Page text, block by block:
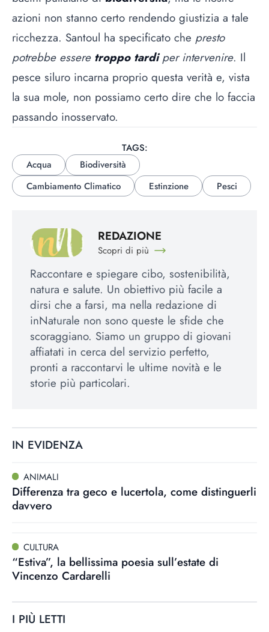
azioni non stanno certo rendendo giustizia a tale
ricchezza. Santoul ha specificato che presto
potrebbe essere troppo tardiper intervenire. Il
pesce siluro incarna proprio questa verità e, vista
la sua mole, non possiamo certo dire che lo faccia
passando inosservato.
TAGS:
Acqua
Biodiversità
Cambiamento Climatico
Estinzione Pesci
REDAZIONE
Scopri di più
Raccontare e spiegare cibo, sostenibilità,
natura e salute. Un obiettivo più facile a
dirsi che a farsi, ma nella redazione di
inNaturale non sono queste le sfide che
scoraggiano. Siamo un gruppo di giovani
affiatati in cerca del servizio perfetto,
pronti a raccontarvi le ultime novità e le
storie più particolari.
IN EVIDENZA
ANIMALI
Differenza tra geco e lucertola, come distinguerli
davvero
CULTURA
“Estiva”, la bellissima poesia sull’estate di
Vincenzo Cardarelli
I PIÙ LETTI